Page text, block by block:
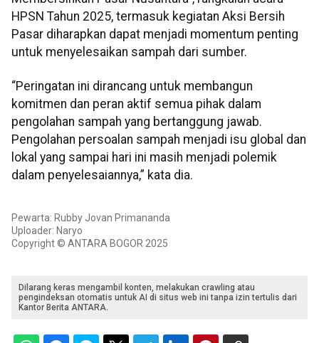
HPSN Tahun 2025, termasuk kegiatan Aksi Bersih
Pasar diharapkan dapat menjadi momentum penting
untuk menyelesaikan sampah dari sumber.
“Peringatan ini dirancang untuk membangun
komitmen dan peran aktif semua pihak dalam
pengolahan sampah yang bertanggung jawab.
Pengolahan persoalan sampah menjadi isu global dan
lokal yang sampai hari ini masih menjadi polemik
dalam penyelesaiannya,” kata dia.
Pewarta: Rubby Jovan Primananda
Uploader: Naryo
Copyright © ANTARA BOGOR 2025
Dilarang keras mengambil konten, melakukan crawling atau
pengindeksan otomatis untuk AI di situs web ini tanpa izin tertulis dari
Kantor Berita ANTARA.